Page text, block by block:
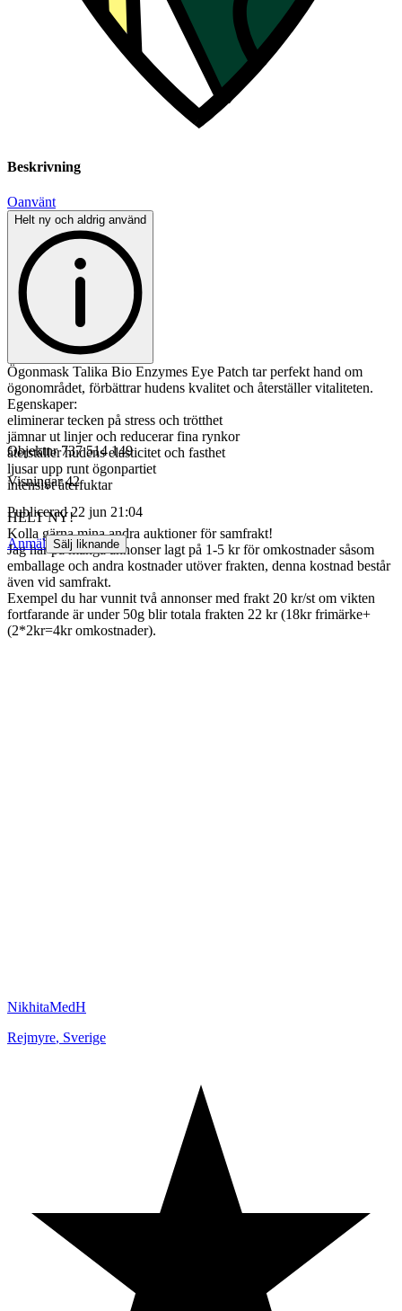
Beskrivning
Oanvänt
Helt ny och aldrig använd
Ögonmask Talika Bio Enzymes Eye Patch tar perfekt hand om
ögonområdet, förbättrar hudens kvalitet och återställer vitaliteten.
Egenskaper:
eliminerar tecken på stress och trötthet
jämnar ut linjer och reducerar fina rynkor
återställer hudens elasticitet och fasthet
ljusar upp runt ögonpartiet
intensivt återfuktar
HELT NY!
Kolla gärna mina andra auktioner för samfrakt!
Jag har på många annonser lagt på 1-5 kr för omkostnader såsom
emballage och andra kostnader utöver frakten, denna kostnad består
även vid samfrakt.
Exempel du har vunnit två annonser med frakt 20 kr/st om vikten
fortfarande är under 50g blir totala frakten 22 kr (18kr frimärke+
(2*2kr=4kr omkostnader).
Objektnr 737 514 149
Visningar 42
Publicerad 22 jun 21:04
Anmäl Sälj liknande
NikhitaMedH
Rejmyre, Sverige